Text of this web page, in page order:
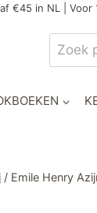
€45 in NL |
Zoeken
naar:
/ Emile Henry